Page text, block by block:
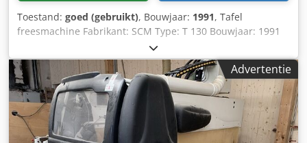
Toestand: goed (gebruikt), Bouwjaar: 1991, Tafel
freesmachine Fabrikant: SCM Type: T 130 Bouwjaar: 1991
Tafel: 1200 x 730 mm Dksdpszhlrrofx Aprjr Vermogen: 4 kW
Spil: 30 mm Links-rechtsloop Inclusief aanvoerinrichting
Advertentie